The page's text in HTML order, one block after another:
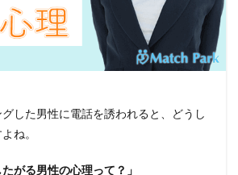
した男性に電話を誘われると、どうし
ね。
がる男性の心理って？」